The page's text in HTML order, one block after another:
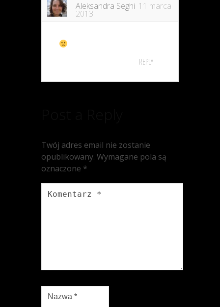
Aleksandra Seghi 11 marca
2013
REPLY
Twój adres email nie zostanie
opublikowany. Wymagane pola są
oznaczone *